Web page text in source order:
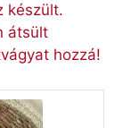
készült.
átsült
hozzá!